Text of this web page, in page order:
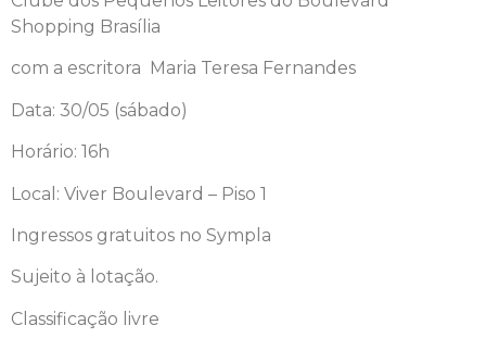
Shopping Brasília
com a escritora Maria Teresa Fernandes
Data: 30/05 (sábado)
Horário: 16h
Local: Viver Boulevard – Piso 1
Ingressos gratuitos no Sympla
Sujeito à lotação.
Classificação livre